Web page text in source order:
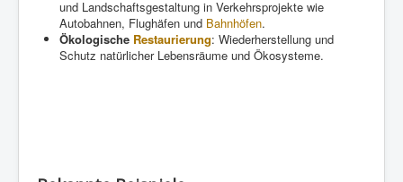
und Landschaftsgestaltung in Verkehrsprojekte wie
Autobahnen, Flughäfen und Bahnhöfen.
Ökologische Restaurierung: Wiederherstellung und
Schutz natürlicher Lebensräume und Ökosysteme.